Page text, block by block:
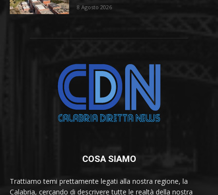
8 Agosto 2026
COSA SIAMO
Trattiamo temi prettamente legati alla nostra regione, la
Calabria, cercando di descrivere tutte le realtà della nostra